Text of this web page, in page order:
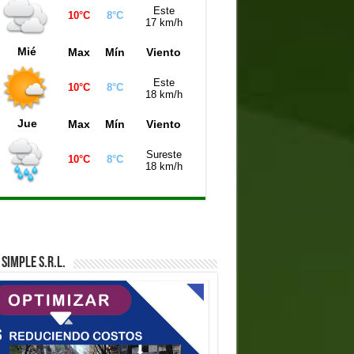
Montevideo (21:00 hs)
10°C 8°C
Este
17 km/h
Mié Max Mín Viento
10°C 8°C
Este
18 km/h
Jue Max Mín Viento
10°C 8°C
Sureste
18 km/h
S.R.L.